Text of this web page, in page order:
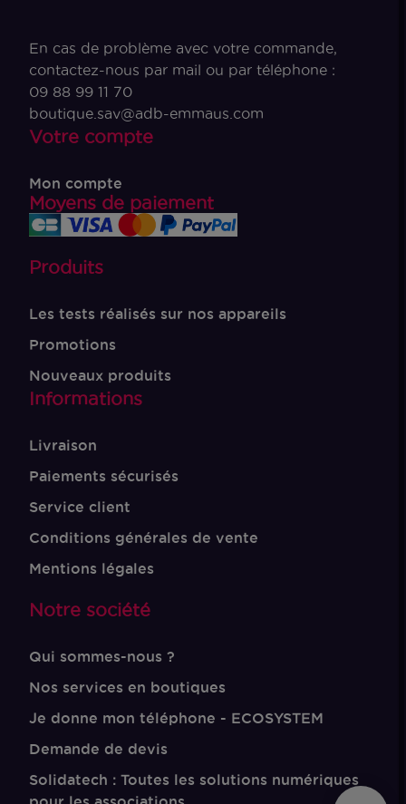
En cas de problème avec votre commande,
contactez-nous par mail ou par téléphone :
09 88 99 11 70
boutique.sav@adb-emmaus.com
Votre compte
Mon compte
Moyens de paiement
Produits
Les tests réalisés sur nos appareils
Promotions
Nouveaux produits
Informations
Livraison
Paiements sécurisés
Service client
Conditions générales de vente
Mentions légales
Notre société
Qui sommes-nous ?
Nos services en boutiques
Je donne mon téléphone - ECOSYSTEM
Demande de devis
Solidatech : Toutes les solutions numériques